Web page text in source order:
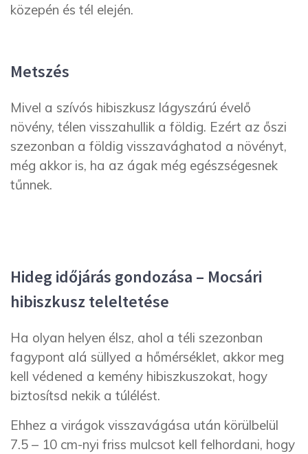
közepén és tél elején.
Metszés
Mivel a szívós hibiszkusz lágyszárú évelő
növény, télen visszahullik a földig. Ezért az őszi
szezonban a földig visszavághatod a növényt,
még akkor is, ha az ágak még egészségesnek
tűnnek.
Hideg időjárás gondozása – Mocsári
hibiszkusz teleltetése
Ha olyan helyen élsz, ahol a téli szezonban
fagypont alá süllyed a hőmérséklet, akkor meg
kell védened a kemény hibiszkuszokat, hogy
biztosítsd nekik a túlélést.
Ehhez a virágok visszavágása után körülbelül
7.5 – 10 cm-nyi friss mulcsot kell felhordani, hogy